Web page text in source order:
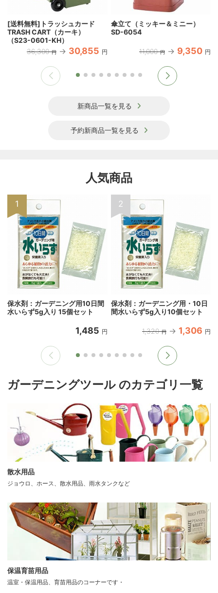
[送料無料]トラッシュカード
TRASH CART（カーキ）
（S23-0601-KH）
36,300 円 30,855 円
傘立て（ミッキー＆ミニー）
SD-6054
11,000 円 9,350 円
新商品一覧を見る
予約新商品一覧を見る
人気商品
1
保水剤：ガーデニング用10日間
水いらず5g入り 15個セット
1,485 円
2
保水剤：ガーデニング用・10日
間水いらず5g入り10個セット
1,320 円 1,306 円
ガーデニングツール のカテゴリ一覧
散水用品
ジョウロ、ホース、散水用品、雨水タンクなど
保温育苗用品
温室・保温用品、育苗用品のコーナーです・